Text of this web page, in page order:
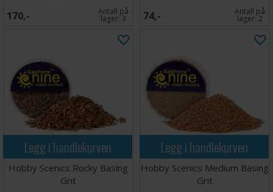
170,- Antall på
lager:3 74,- Antall på
lager:2
Legg i handlekurven
Hobby Scenics Rocky Basing
Grit
Legg i handlekurven
Hobby Scenics Medium Basing
Grit